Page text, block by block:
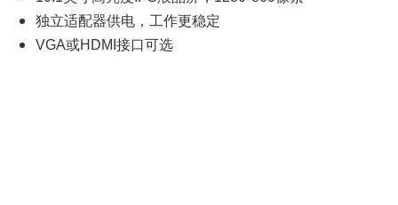
独立适配器供电，工作更稳定
VGA或HDMI接口可选